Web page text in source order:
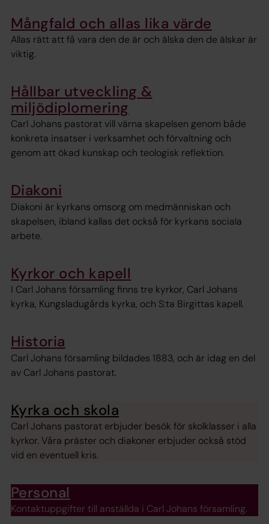
Mångfald och allas lika värde
Allas rätt att få vara den de är och älska den de älskar är
viktig.
Hållbar utveckling &
miljödiplomering
Carl Johans pastorat vill värna skapelsen genom både
konkreta insatser i verksamhet och förvaltning och
genom att ökad kunskap och teologisk reflektion.
Diakoni
Diakoni är kyrkans omsorg om medmänniskan och
skapelsen, ibland kallas det också för kyrkans sociala
arbete.
Kyrkor och kapell
I Carl Johans församling finns tre kyrkor, Carl Johans
kyrka, Kungsladugårds kyrka, och S:ta Birgittas kapell.
Historia
Carl Johans församling bildades 1883, och är idag en del
av Carl Johans pastorat.
Kyrka och skola
Carl Johans pastorat erbjuder besök för skolklasser i alla
kyrkor. Våra präster och diakoner erbjuder också stöd
vid en eventuell kris.
Personal
Kontaktuppgifter till anställda i Carl Johans församling.